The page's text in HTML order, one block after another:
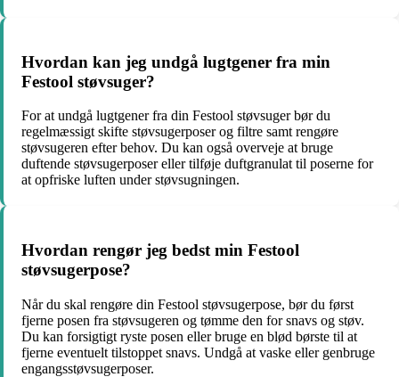
Hvordan kan jeg undgå lugtgener fra min
Festool støvsuger?
For at undgå lugtgener fra din Festool støvsuger bør du
regelmæssigt skifte støvsugerposer og filtre samt rengøre
støvsugeren efter behov. Du kan også overveje at bruge
duftende støvsugerposer eller tilføje duftgranulat til poserne for
at opfriske luften under støvsugningen.
Hvordan rengør jeg bedst min Festool
støvsugerpose?
Når du skal rengøre din Festool støvsugerpose, bør du først
fjerne posen fra støvsugeren og tømme den for snavs og støv.
Du kan forsigtigt ryste posen eller bruge en blød børste til at
fjerne eventuelt tilstoppet snavs. Undgå at vaske eller genbruge
engangsstøvsugerposer.